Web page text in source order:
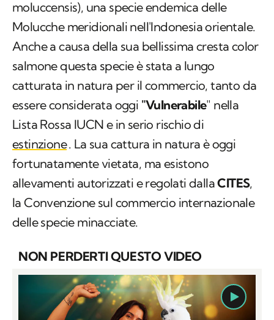
moluccensis), una specie endemica delle
Molucche meridionali nell'Indonesia orientale.
Anche a causa della sua bellissima cresta color
salmone questa specie è stata a lungo
catturata in natura per il commercio, tanto da
essere considerata oggi "Vulnerabile" nella
Lista Rossa IUCN e in serio rischio di
estinzione. La sua cattura in natura è oggi
fortunatamente vietata, ma esistono
allevamenti autorizzati e regolati dallaCITES,
la Convenzione sul commercio internazionale
delle specie minacciate.
NON PERDERTI QUESTO VIDEO